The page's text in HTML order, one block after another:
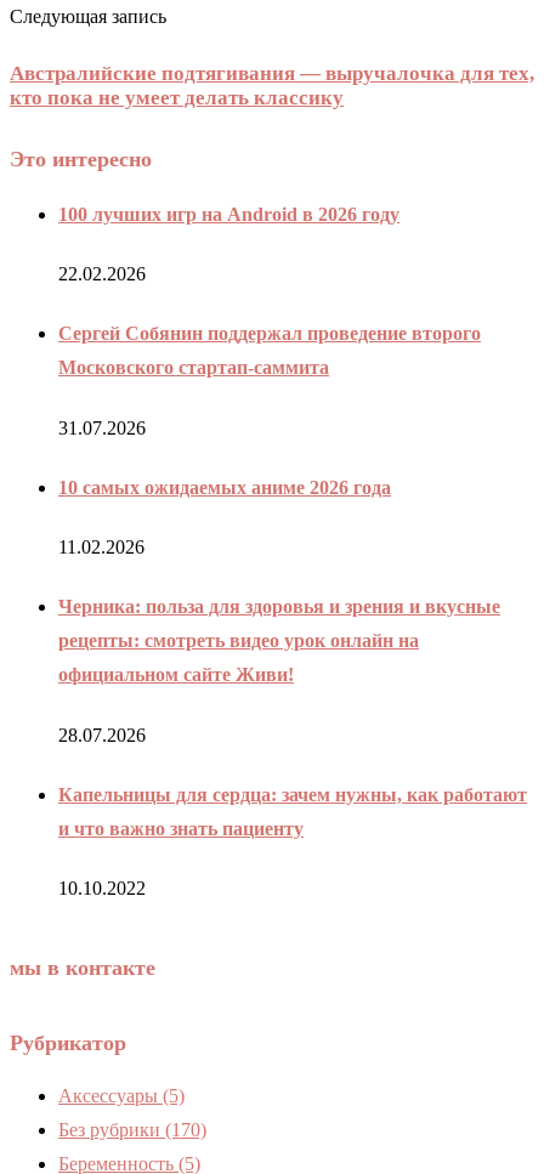
Следующая запись
Австралийские подтягивания — выручалочка для тех,
кто пока не умеет делать классику
Это интересно
100 лучших игр на Android в 2026 году
22.02.2026
Сергей Собянин поддержал проведение второго
Московского стартап-саммита
31.07.2026
10 самых ожидаемых аниме 2026 года
11.02.2026
Черника: польза для здоровья и зрения и вкусные
рецепты: смотреть видео урок онлайн на
официальном сайте Живи!
28.07.2026
Капельницы для сердца: зачем нужны, как работают
и что важно знать пациенту
10.10.2022
мы в контакте
Рубрикатор
Аксессуары (5)
Без рубрики (170)
Беременность (5)